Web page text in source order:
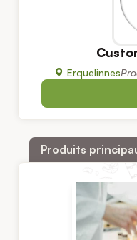
Erquelinnes
Produits